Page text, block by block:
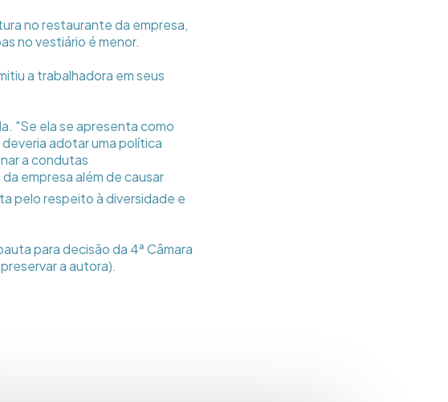
no restaurante da empresa,
no vestiário é menor.
a trabalhadora em seus
"Se ela se apresenta como
adotar uma política
a condutas
empresa além de causar
pelo respeito à diversidade e
para decisão da 4ª Câmara
a autora).